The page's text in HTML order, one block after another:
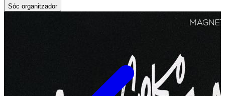
Sóc organitzador